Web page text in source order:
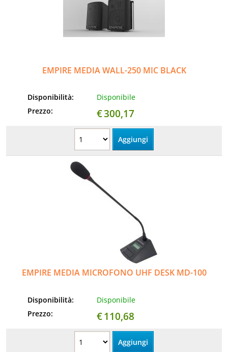
EMPIRE MEDIA WALL-250 MIC BLACK
Disponibilità:
Disponibile
Prezzo:
€300,17
EMPIRE MEDIA MICROFONO UHF DESK MD-100
Disponibilità:
Disponibile
Prezzo:
€110,68